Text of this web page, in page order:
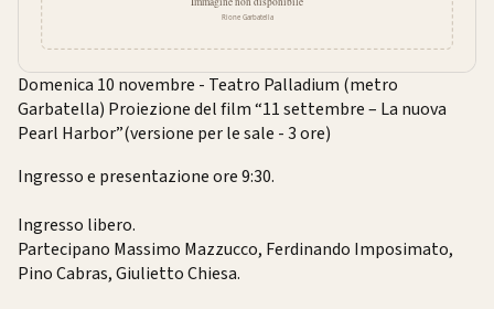
Domenica 10 novembre - Teatro Palladium (metro
Garbatella) Proiezione del film “11 settembre – La nuova
Pearl Harbor”(versione per le sale - 3 ore)
Ingresso e presentazione ore 9:30.
Ingresso libero.
Partecipano Massimo Mazzucco, Ferdinando Imposimato,
Pino Cabras, Giulietto Chiesa.